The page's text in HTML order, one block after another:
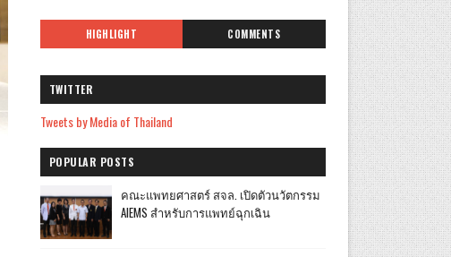
HIGHLIGHT COMMENTS
TWITTER
Tweets by Media of Thailand
POPULAR POSTS
คณะแพทยศาสตร์ สจล. เปิดตัวนวัตกรรม
AIEMS สำหรับการแพทย์ฉุกเฉิน